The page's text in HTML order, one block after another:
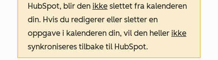
HubSpot, blir den ikke slettet fra kalenderen
din. Hvis du redigerer eller sletter en
oppgave i kalenderen din, vil den heller ikke
synkroniseres tilbake til HubSpot.